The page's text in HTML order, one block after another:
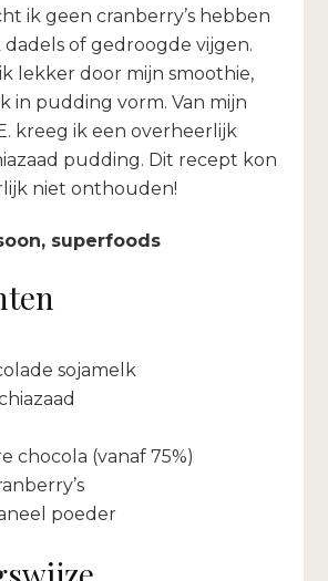
ik geen cranberry’s hebben
of gedroogde vijgen.
lekker door mijn smoothie,
in pudding vorm. Van mijn
kreeg ik een overheerlijk
pudding. Dit recept kon
niet onthouden!
superfoods
sojamelk
chocola (vanaf 75%)
poeder